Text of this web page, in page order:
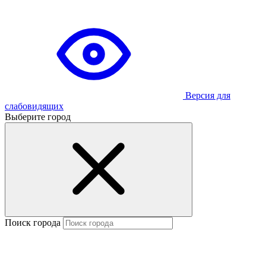
Версия для
слабовидящих
Выберите город
Поиск города